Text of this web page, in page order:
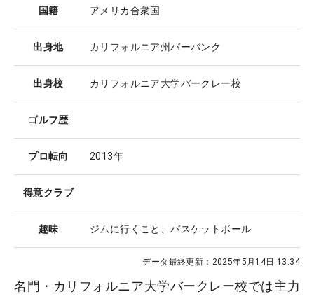
国籍 アメリカ合衆国
出身地 カリフォルニア州バーバンク
出身校 カリフォルニア大学バークレー校
ゴルフ歴
プロ転向 2013年
得意クラブ
趣味 ジムに行くこと、バスケットボール
データ最終更新： 2025年5月14日 13:34
名門・カリフォルニア大学バークレー校では主力